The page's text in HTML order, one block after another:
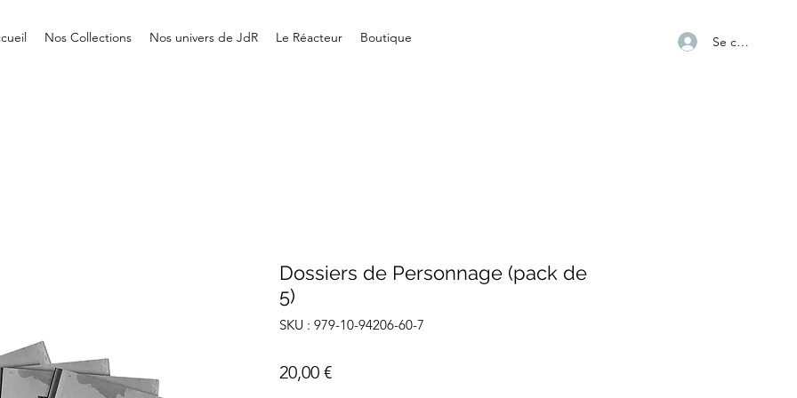
Nos Collections Nos univers de JdR Le Réacteur Boutique Se connecter
Dossiers de Personnage (pack de
5)
SKU : 979-10-94206-60-7
20,00 €Prix